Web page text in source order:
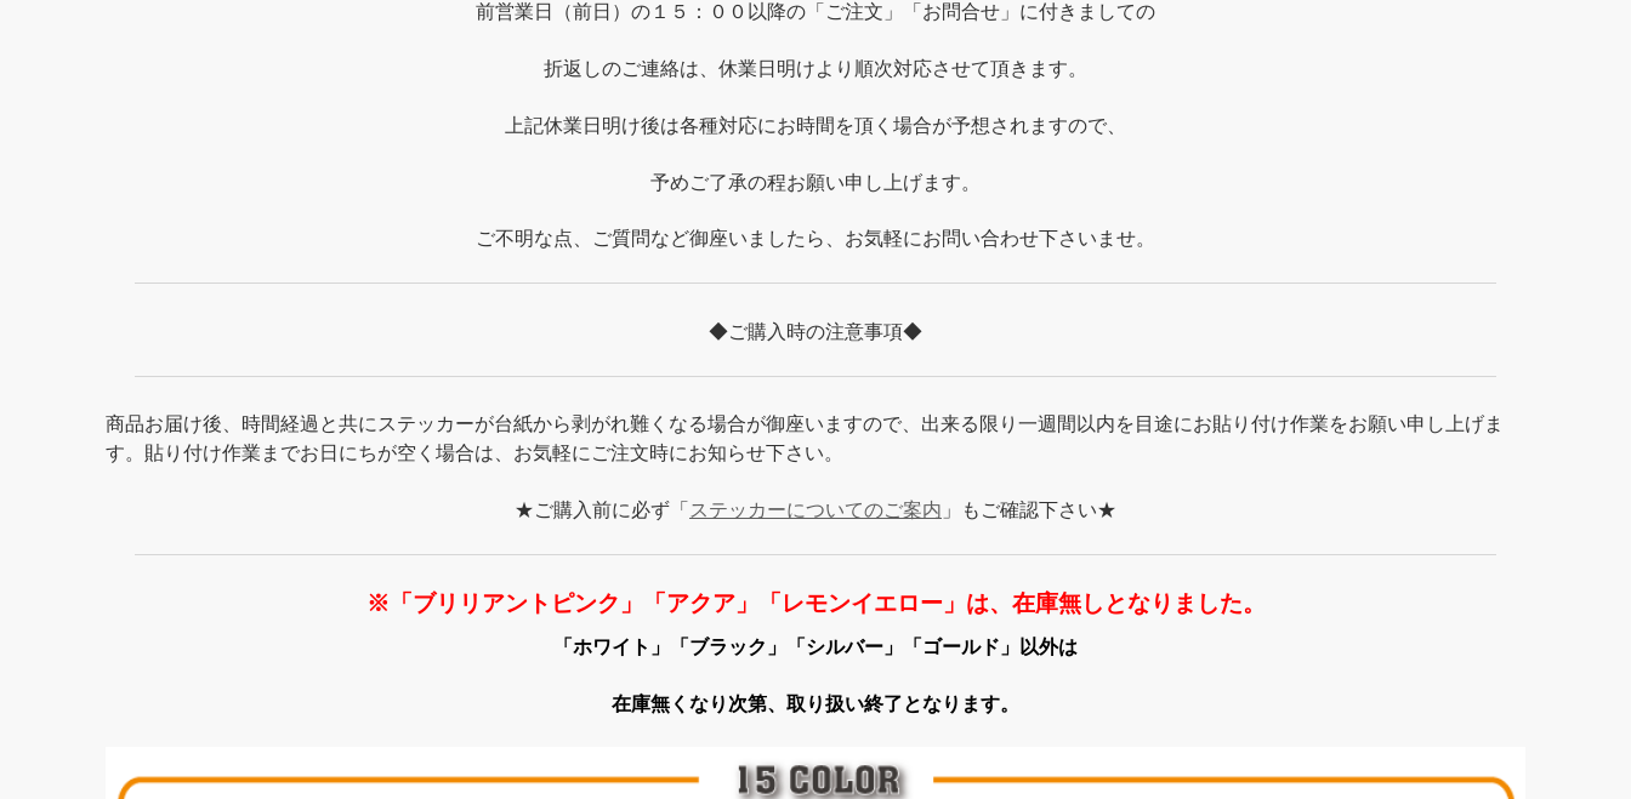
前営業日（前日）の１５：００以降の「ご注文」「お問合せ」に付きましての
折返しのご連絡は、休業日明けより順次対応させて頂きます。
上記休業日明け後は各種対応にお時間を頂く場合が予想されますので、
予めご了承の程お願い申し上げます。
ご不明な点、ご質問など御座いましたら、お気軽にお問い合わせ下さいませ。
◆ご購入時の注意事項◆
商品お届け後、時間経過と共にステッカーが台紙から剥がれ難くなる場合が御座いますので、出来る限り一週間以内を目途にお貼り付け作業をお願い申し上げま
す。貼り付け作業までお日にちが空く場合は、お気軽にご注文時にお知らせ下さい。
★ご購入前に必ず「 ステッカーについてのご案内 」もご確認下さい★
※「ブリリアントピンク」「アクア」「レモンイエロー」は、在庫無しとなりました。
「ホワイト」「ブラック」「シルバー」「ゴールド」以外は
在庫無くなり次第、取り扱い終了となります。